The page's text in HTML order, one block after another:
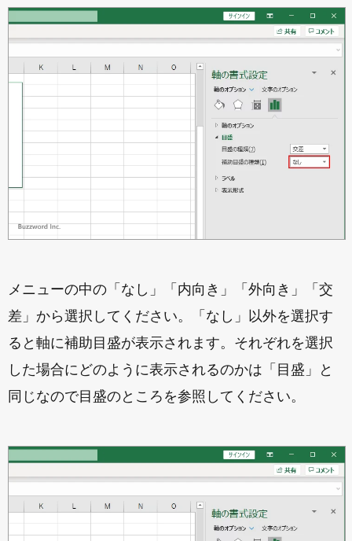
メニューの中の「なし」「内向き」「外向き」「交
差」から選択してください。「なし」以外を選択す
ると軸に補助目盛が表示されます。それぞれを選択
した場合にどのように表示されるのかは「目盛」と
同じなので目盛のところを参照してください。